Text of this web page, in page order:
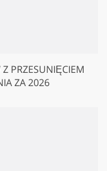
Z PRZESUNIĘCIEM
ZA 2026